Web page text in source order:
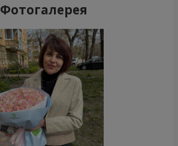
Фотогалерея